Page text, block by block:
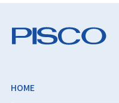
HOME